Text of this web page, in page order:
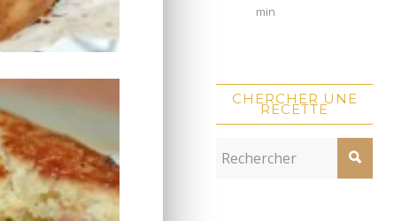
min
CHERCHER UNE
RECETTE